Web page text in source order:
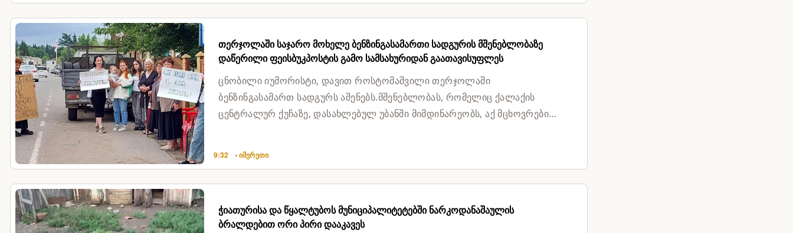
თერჯოლაში საჯარო მოხელე ბენზინგასამართი სადგურის მშენებლობაზე
დაწერილი ფეისბუკპოსტის გამო სამსახურიდან გაათავისუფლეს
ცნობილი იუმორისტი, დავით როსტომაშვილი თერჯოლაში
ბენზინგასამართ სადგურს აშენებს.მშენებლობას, რომელიც ქალაქის
ცენტრალურ ქუჩაზე, დასახლებულ უბანში მიმდინარეობს, აქ მცხოვრები
9:32 • იმერეთი
ჭიათურისა და წყალტუბოს მუნიციპალიტეტებში ნარკოდანაშაულის
ბრალდებით ორი პირი დააკავეს